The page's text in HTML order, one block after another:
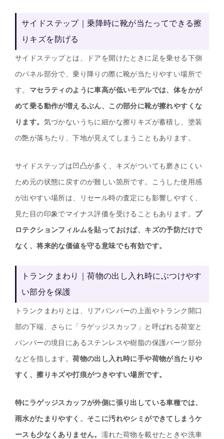
サイドステップ｜乗降時に靴が当たってできる擦
りキズを防げる
サイドステップとは、ドアを開けたときに足を乗せる下側
のパネル部分で、乗り降りの際に靴が当たりやすい場所で
す。 マセラティのように車高が低いモデルでは、体をかが
めて乗る動作が増えるぶん、この部分に靴が擦れやすくな
ります。 気づかないうちに細かな擦りキズが蓄積し、塗装
の艶が落ちたり、下地が見えてしまうこともあります。
サイドステップは凹凸が多く、キズがついても磨きにくい
ため元の状態に戻すのが難しい箇所です。こうした使用感
が出やすい場所は、リセール時の査定にも影響しやすく、
見た目の印象でマイナス評価を受けることもあります。 プ
ロテクションフィルムを貼っておけば、キズの予防だけで
なく、将来的な価値を守る意味でも有効です。
トランクまわり｜荷物の出し入れ時にぶつけやす
い部分を保護
トランクまわりとは、リアバンパーの上面やトランク開口
部の下端、さらに「ラゲッジスカッフ」と呼ばれる荷室と
バンパーの境目にあるステンレスや樹脂の保護パーツ部分
などを指します。荷物の出し入れ時に手や荷物が当たりや
すく、擦りキズや打痕がつきやすい場所です。
特にラゲッジスカッフが外側に張り出している車種では、
雨水がたまりやすく、そこに汚れやシミができてしまうケ
ースも少なくありません。 濡れた荷物を載せたときや洗車